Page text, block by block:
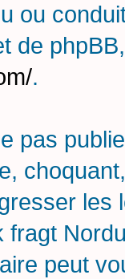
ou
de
.
pas
les
fragt
peut